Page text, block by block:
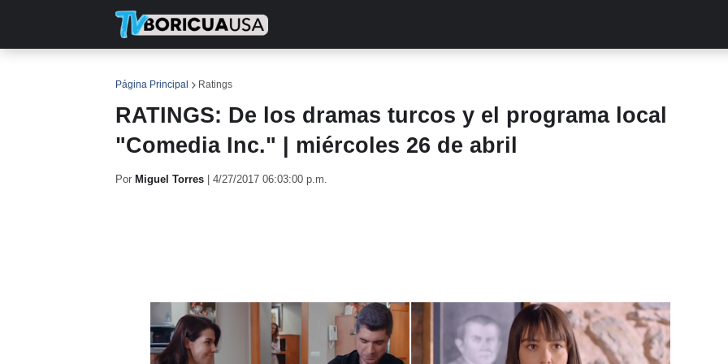
Página Principal Ratings
RATINGS: De los dramas turcos y el programa local
"Comedia Inc." | miércoles 26 de abril
Por Miguel Torres 4/27/2017 06:03:00 p.m.